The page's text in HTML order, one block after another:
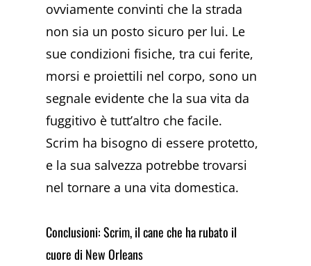
ovviamente convinti che la strada
non sia un posto sicuro per lui. Le
sue condizioni fisiche, tra cui ferite,
morsi e proiettili nel corpo, sono un
segnale evidente che la sua vita da
fuggitivo è tutt’altro che facile.
Scrim ha bisogno di essere protetto,
e la sua salvezza potrebbe trovarsi
nel tornare a una vita domestica.
Conclusioni: Scrim, il cane che ha rubato il
cuore di New Orleans